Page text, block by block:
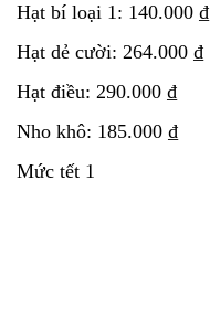
Hạt bí loại 1: 140.000 ₫
Hạt dẻ cười: 264.000 ₫
Hạt điều: 290.000 ₫
Nho khô: 185.000 ₫
Mức tết 1